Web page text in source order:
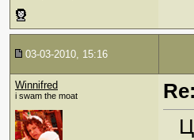
03-03-2010, 15:16
Winnifred
i swam the moat